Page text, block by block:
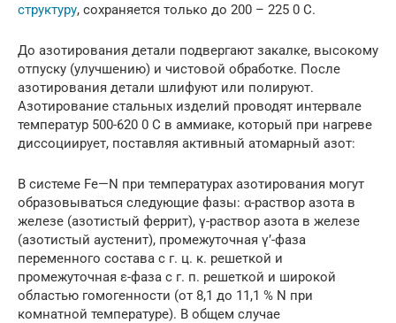
структуру, сохраняется только до 200 – 225 0 С.
До азотирования детали подвергают закалке, высокому
отпуску (улучшению) и чистовой обработке. После
азотирования детали шлифуют или полируют.
Азотирование стальных изделий проводят интервале
температур 500-620 0 С в аммиаке, который при нагреве
диссоциирует, поставляя активный атомарный азот:
В системе Fе—N при температурах азотирования могут
образовываться следующие фазы: α-раствор азота в
железе (азотистый феррит), γ-раствор азота в железе
(азотистый аустенит), промежуточная γ’-фаза
переменного состава с г. ц. к. решеткой и
промежуточная ε-фаза с г. п. решеткой и широкой
областью гомогенности (от 8,1 до 11,1 % N при
комнатной температуре). В общем случае